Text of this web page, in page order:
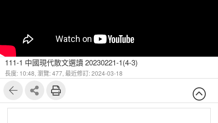
111-1 中國現代散文選讀 20230221-1(4-3)
長度: 10:48, 瀏覽: 477, 最近修訂: 2024-03-18